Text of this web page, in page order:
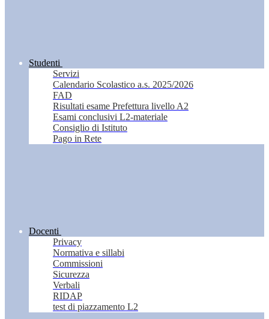
Studenti
Servizi
Calendario Scolastico a.s. 2025/2026
FAD
Risultati esame Prefettura livello A2
Esami conclusivi L2-materiale
Consiglio di Istituto
Pago in Rete
Docenti
Privacy
Normativa e sillabi
Commissioni
Sicurezza
Verbali
RIDAP
test di piazzamento L2